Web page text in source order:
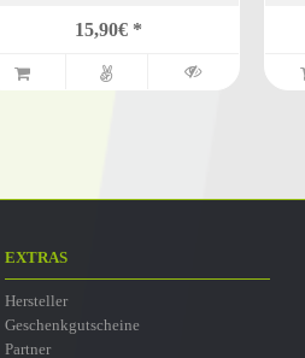
15,90€ *
EXTRAS
Hersteller
Geschenkgutscheine
Partner